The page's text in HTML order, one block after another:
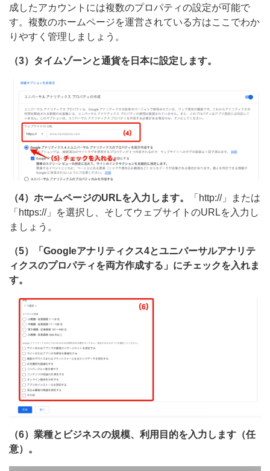
成したアカウントには複数のプロパティの設定が可能で
す。複数のホームページを運営されている方はここでわか
りやすく管理しましょう。
（3）タイムゾーンと通貨を日本に設定します。
（4）ホームページのURLを入力します。
「http://」または
「https://」を選択し、そしてウェブサイトのURLを入力し
ましょう。
（5）「Googleアナリティクス4とユニバーサルアナリテ
ィクスのプロパティを両方作成する」にチェックを入れま
す。
（6）業種とビジネスの規模、利用目的を入力します（任
意）。